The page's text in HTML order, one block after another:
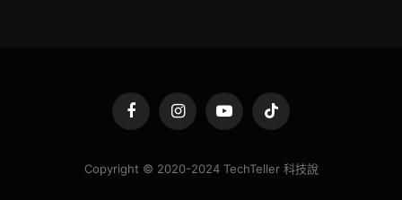
FacebookInstagramYouTubeTikTok
Copyright © 2020-2024 TechTeller 科技說